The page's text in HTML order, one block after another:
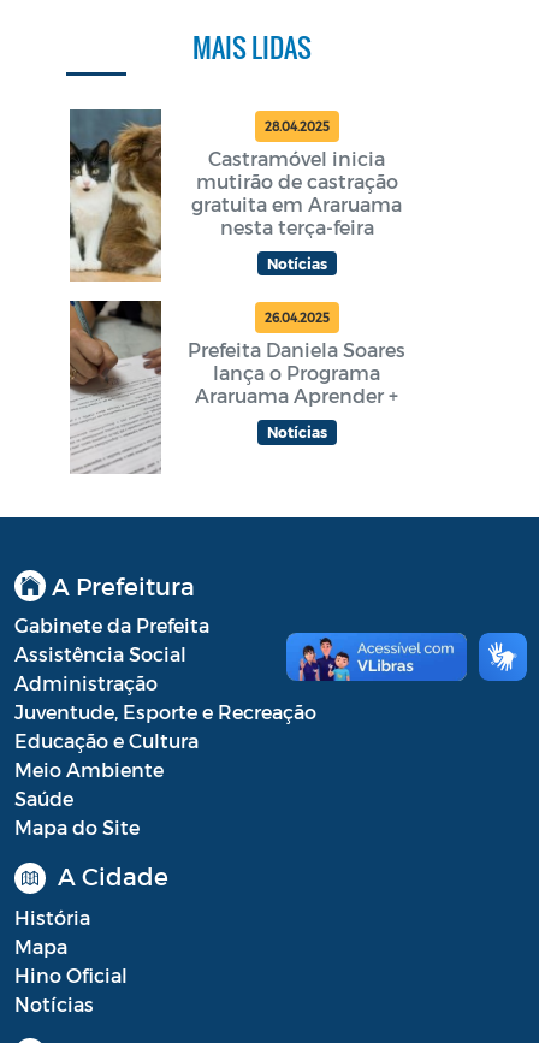
MAIS LIDAS
28.04.2025
Castramóvel inicia
mutirão de castração
gratuita em Araruama
nesta terça-feira
Notícias
26.04.2025
Prefeita Daniela Soares
lança o Programa
Araruama Aprender +
Notícias
A Prefeitura
Gabinete da Prefeita
Assistência Social
Administração
Juventude, Esporte e Recreação
Educação e Cultura
Meio Ambiente
Saúde
Mapa do Site
A Cidade
História
Mapa
Hino Oficial
Notícias